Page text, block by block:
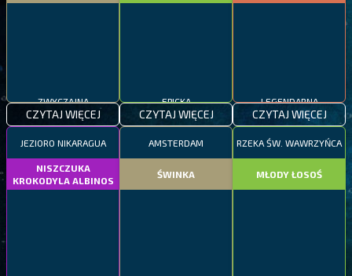
ZWYCZAJNA
CZYTAJ WIĘCEJ
EPICKA
CZYTAJ WIĘCEJ
LEGENDARNA
CZYTAJ WIĘCEJ
JEZIORO NIKARAGUA
NISZCZUKA
KROKODYLA ALBINOS
AMSTERDAM
ŚWINKA
RZEKA ŚW. WAWRZYŃCA
MŁODY ŁOSOŚ